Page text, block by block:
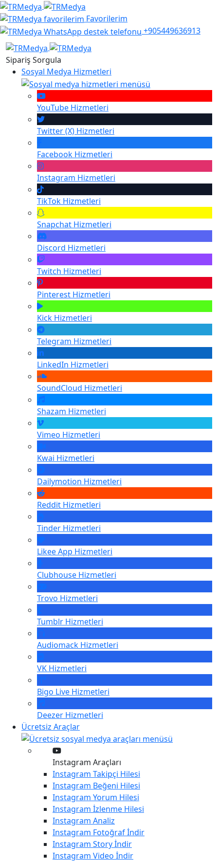
Favorilerim
+905449636913
Sipariş Sorgula
Sosyal Medya Hizmetleri
YouTube Hizmetleri
Twitter (X) Hizmetleri
Facebook Hizmetleri
Instagram Hizmetleri
TikTok Hizmetleri
Snapchat Hizmetleri
Discord Hizmetleri
Twitch Hizmetleri
Pinterest Hizmetleri
Kick Hizmetleri
Telegram Hizmetleri
LinkedIn Hizmetleri
SoundCloud Hizmetleri
Shazam Hizmetleri
Vimeo Hizmetleri
Kwai Hizmetleri
Dailymotion Hizmetleri
Reddit Hizmetleri
Tinder Hizmetleri
Likee App Hizmetleri
Clubhouse Hizmetleri
Trovo Hizmetleri
Tumblr Hizmetleri
Audiomack Hizmetleri
VK Hizmetleri
Bigo Live Hizmetleri
Deezer Hizmetleri
Ücretsiz Araçlar
Instagram Araçları
Instagram Takipçi Hilesi
Instagram Beğeni Hilesi
Instagram Yorum Hilesi
Instagram İzlenme Hilesi
Instagram Analiz
Instagram Fotoğraf İndir
Instagram Story İndir
Instagram Video İndir